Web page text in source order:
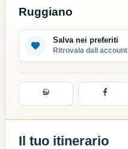
Ruggiano
Salva nei preferiti
Ritrovala dall account
Il tuo itinerario